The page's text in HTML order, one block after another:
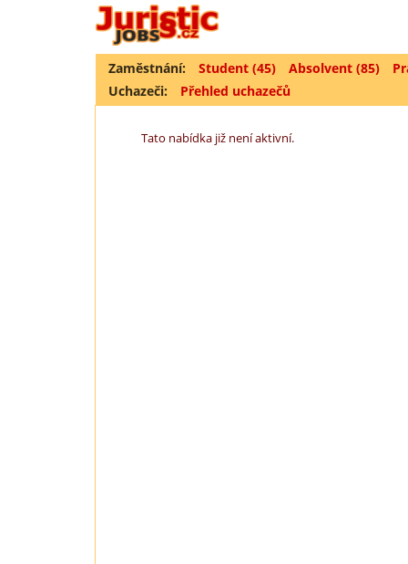
Zaměstnání: Student (45) Absolvent (85)
Uchazeči:
Přehled uchazečů
Tato nabídka již není aktivní.